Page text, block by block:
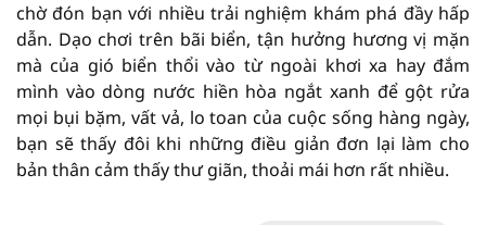
chờ đón bạn với nhiều trải nghiệm khám phá đầy hấp
dẫn. Dạo chơi trên bãi biển, tận hưởng hương vị mặn
mà của gió biển thổi vào từ ngoài khơi xa hay đắm
mình vào dòng nước hiền hòa ngắt xanh để gột rửa
mọi bụi bặm, vất vả, lo toan của cuộc sống hàng ngày,
bạn sẽ thấy đôi khi những điều giản đơn lại làm cho
bản thân cảm thấy thư giãn, thoải mái hơn rất nhiều.